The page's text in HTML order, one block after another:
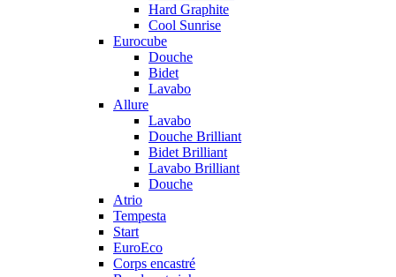
Hard Graphite
Cool Sunrise
Eurocube
Douche
Bidet
Lavabo
Allure
Lavabo
Douche Brilliant
Bidet Brilliant
Lavabo Brilliant
Douche
Atrio
Tempesta
Start
EuroEco
Corps encastré